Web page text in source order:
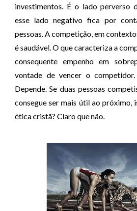
investimentos. É o lado perverso
esse lado negativo fica por
pessoas. A competição, em
é saudável. O que caracteriza a
consequente empenho em
vontade de vencer o
Depende. Se duas pessoas
consegue ser mais útil ao próximo,
ética cristã? Claro que não.